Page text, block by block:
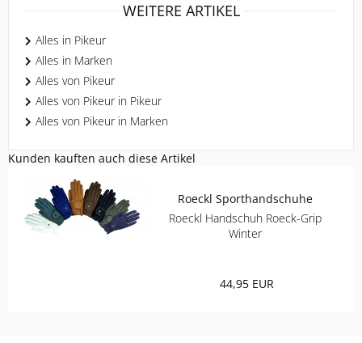
WEITERE ARTIKEL
Alles in Pikeur
Alles in Marken
Alles von Pikeur
Alles von Pikeur in Pikeur
Alles von Pikeur in Marken
Kunden kauften auch diese Artikel
Roeckl Sporthandschuhe
Roeckl Handschuh Roeck-Grip
Winter
44,95 EUR